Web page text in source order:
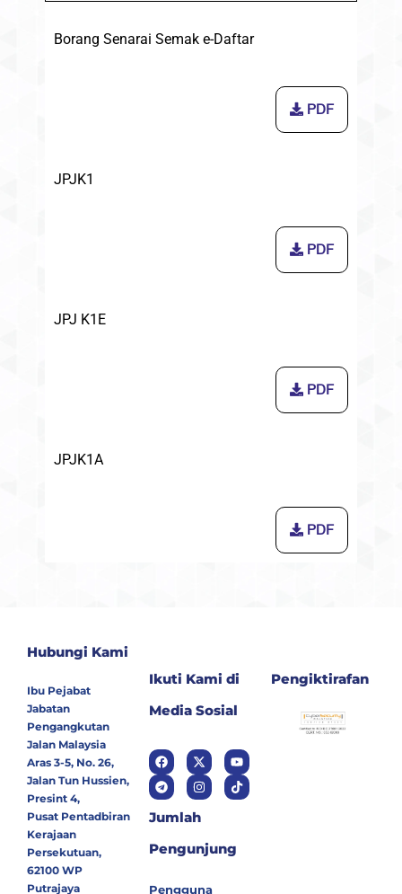
Borang Senarai Semak e-Daftar
PDF
JPJK1
PDF
JPJ K1E
PDF
JPJK1A
PDF
Hubungi Kami
Ibu Pejabat
Jabatan
Pengangkutan
Jalan Malaysia
Aras 3-5, No. 26,
Jalan Tun Hussien,
Presint 4,
Pusat Pentadbiran
Kerajaan
Persekutuan,
62100 WP
Putrajaya
Ikuti Kami di
Media Sosial
Jumlah
Pengunjung
Pengguna
Pengiktirafan